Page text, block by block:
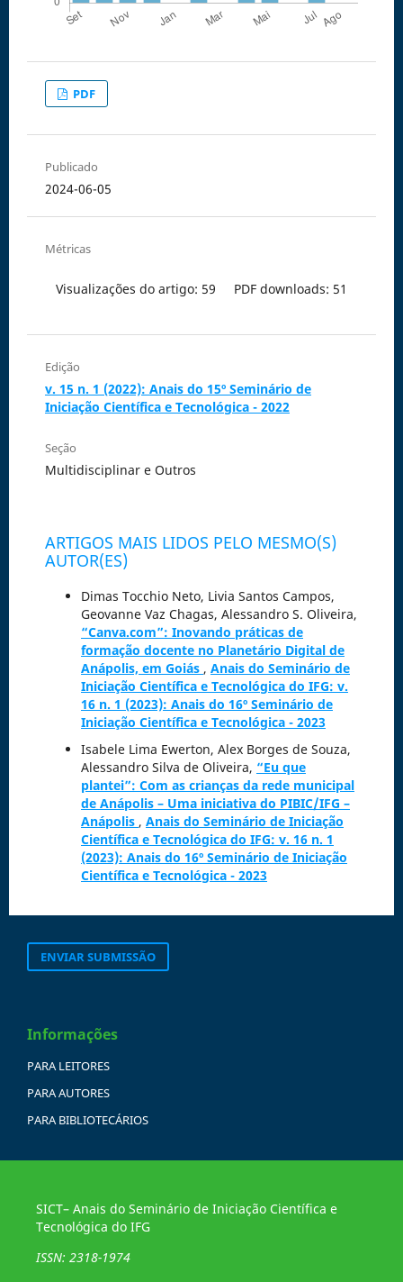
PDF
Publicado
2024-06-05
Métricas
Visualizações do artigo: 59 PDF downloads: 51
Edição
v. 15 n. 1 (2022): Anais do 15º Seminário de
Iniciação Científica e Tecnológica - 2022
Seção
Multidisciplinar e Outros
ARTIGOS MAIS LIDOS PELO MESMO(S)
AUTOR(ES)
Dimas Tocchio Neto, Livia Santos Campos,
Geovanne Vaz Chagas, Alessandro S. Oliveira,
“Canva.com”: Inovando práticas de
formação docente no Planetário Digital de
Anápolis, em Goiás , Anais do Seminário de
Iniciação Científica e Tecnológica do IFG: v.
16 n. 1 (2023): Anais do 16º Seminário de
Iniciação Científica e Tecnológica - 2023
Isabele Lima Ewerton, Alex Borges de Souza,
Alessandro Silva de Oliveira, “Eu que
plantei”: Com as crianças da rede municipal
de Anápolis – Uma iniciativa do PIBIC/IFG –
Anápolis , Anais do Seminário de Iniciação
Científica e Tecnológica do IFG: v. 16 n. 1
(2023): Anais do 16º Seminário de Iniciação
Científica e Tecnológica - 2023
ENVIAR SUBMISSÃO
Informações
PARA LEITORES
PARA AUTORES
PARA BIBLIOTECÁRIOS
SICT– Anais do Seminário de Iniciação Científica e
Tecnológica do IFG
ISSN: 2318-1974